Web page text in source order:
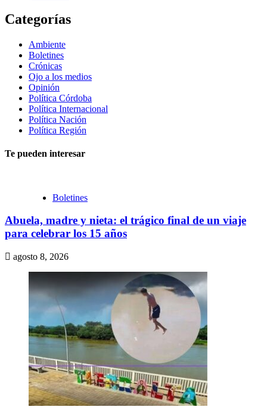
Categorías
Ambiente
Boletines
Crónicas
Ojo a los medios
Opinión
Política Córdoba
Política Internacional
Política Nación
Política Región
Te pueden interesar
Boletines
Abuela, madre y nieta: el trágico final de un viaje
para celebrar los 15 años
agosto 8, 2026